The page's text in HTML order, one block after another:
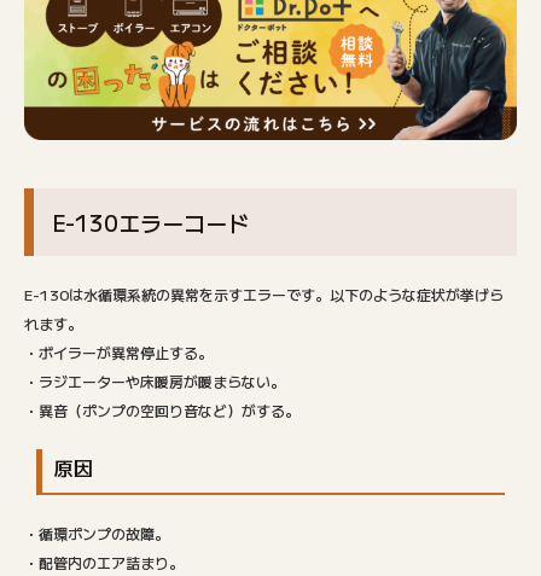
E-130エラーコード
E-130は水循環系統の異常を示すエラーです。以下のような症状が挙げら
れます。
・ボイラーが異常停止する。
・ラジエーターや床暖房が暖まらない。
・異音（ポンプの空回り音など）がする。
原因
・循環ポンプの故障。
・配管内のエア詰まり。